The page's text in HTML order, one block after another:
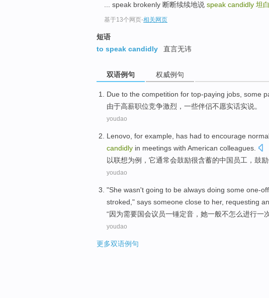
... speak brokenly 断断续续地说 speak candidly 坦
基于13个网页-相关网页
短语
to speak candidly
直言无讳
双语例句 权威例句
Due to the competition for top-paying jobs, some
由于高薪职位竞争激烈， 一些伴侣不愿实话实说。
youdao
Lenovo for example , has had to encourage
candidly in meetings with American colleagues
以联想为例 ，它通常会鼓励很含蓄的中国 员工 ，鼓
youdao
"She wasn't going to be always doing some one-off
stroked ," says someone close to her, requesting
“因为需要国会议员一锤定音 ， 她一般不怎么进行一
youdao
更多双语例句